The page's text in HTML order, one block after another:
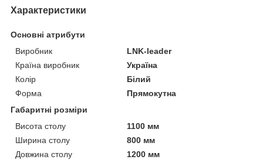
Характеристики
Основні атрибути
Виробник
LNK-leader
Країна виробник
Україна
Колір
Білий
Форма
Прямокутна
Габаритні розміри
Висота столу
1100 мм
Ширина столу
800 мм
Довжина столу
1200 мм